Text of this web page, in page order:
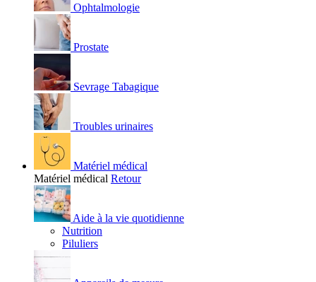
Ophtalmologie
Prostate
Sevrage Tabagique
Troubles urinaires
Matériel médical
Matériel médical Retour
Aide à la vie quotidienne
Nutrition
Piluliers